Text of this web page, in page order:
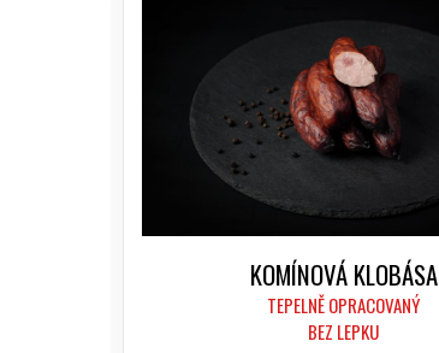
KOMÍNOVÁ KLOBÁSA
TEPELNĚ OPRACOVANÝ
BEZ LEPKU